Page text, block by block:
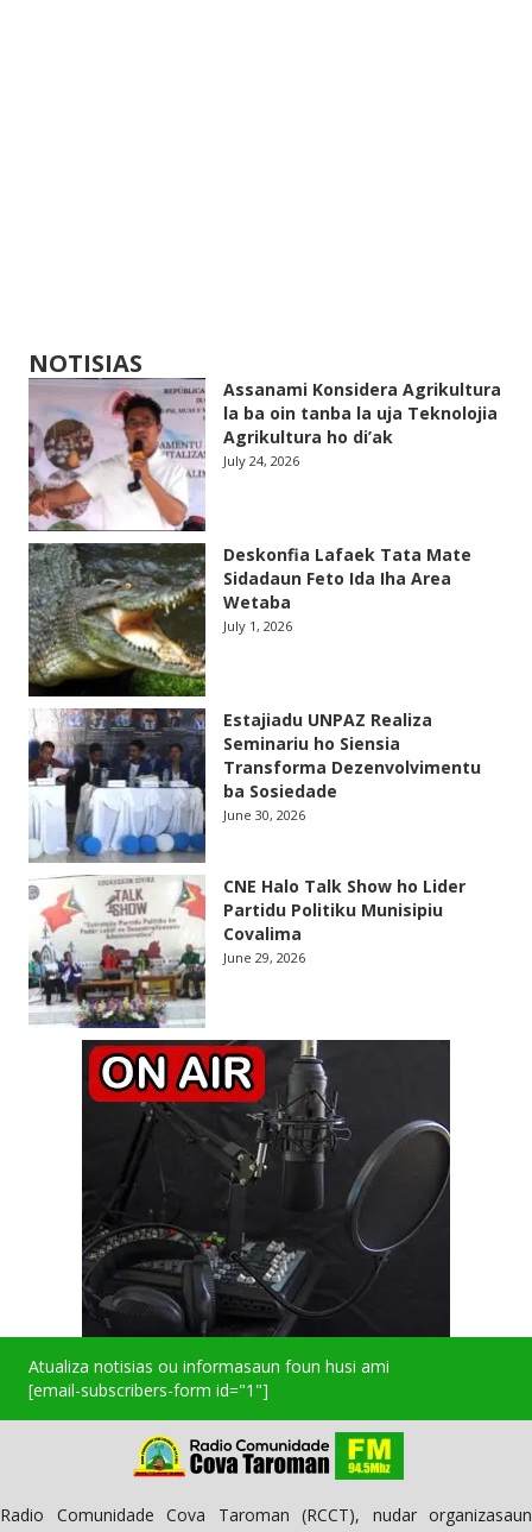
NOTISIAS
Assanami Konsidera Agrikultura
la ba oin tanba la uja Teknolojia
Agrikultura ho di’ak
July 24, 2026
Deskonfia Lafaek Tata Mate
Sidadaun Feto Ida Iha Area
Wetaba
July 1, 2026
Estajiadu UNPAZ Realiza
Seminariu ho Siensia
Transforma Dezenvolvimentu
ba Sosiedade
June 30, 2026
CNE Halo Talk Show ho Lider
Partidu Politiku Munisipiu
Covalima
June 29, 2026
Atualiza notisias ou informasaun foun husi ami
[email-subscribers-form id="1"]
Radio Comunidade Cova Taroman (RCCT), nudar organizasaun